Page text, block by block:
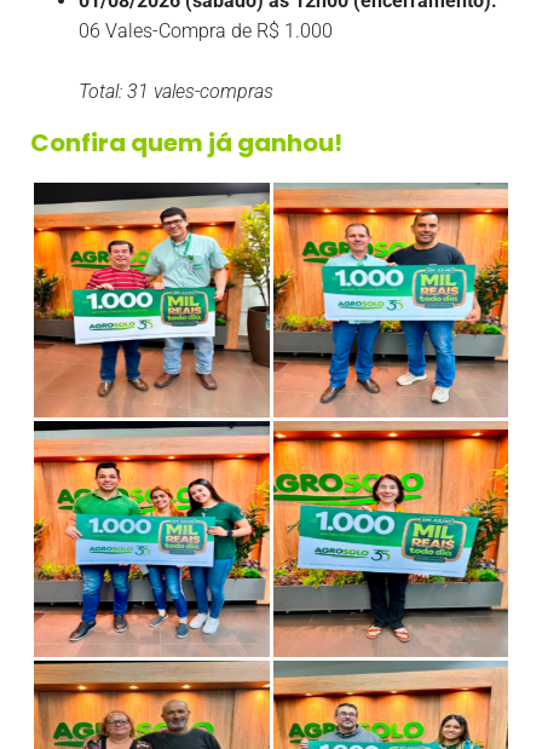
06 Vales-Compra de R$ 1.000
Total: 31 vales-compras
Confira quem já ganhou!